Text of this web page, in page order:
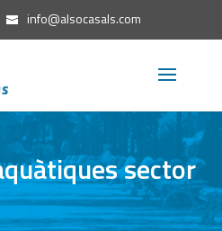
info@alsocasals.com
sector